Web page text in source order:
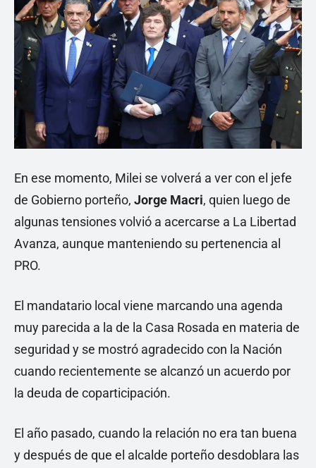
En ese momento, Milei se volverá a ver con el jefe
de Gobierno porteño, Jorge Macri, quien luego de
algunas tensiones volvió a acercarse a La Libertad
Avanza, aunque manteniendo su pertenencia al
PRO.
El mandatario local viene marcando una agenda
muy parecida a la de la Casa Rosada en materia de
seguridad y se mostró agradecido con la Nación
cuando recientemente se alcanzó un acuerdo por
la deuda de coparticipación.
El año pasado, cuando la relación no era tan buena
y después de que el alcalde porteño desdoblara las